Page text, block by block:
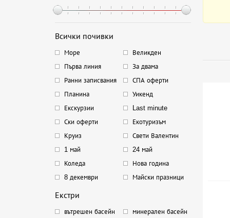
Всички почивки
Море
Великден
Първа линия
За двама
Ранни записвания
СПА оферти
Планина
Уикенд
Екскурзии
Last minute
Ски оферти
Екотуризъм
Круиз
Свети Валентин
1 май
24 май
Коледа
Нова година
8 декември
Майски празници
Екстри
вътрешен басейн
минерален басейн